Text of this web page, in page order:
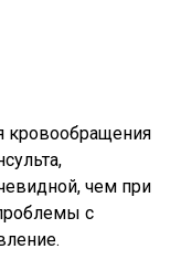
кровообращения
чем при
с